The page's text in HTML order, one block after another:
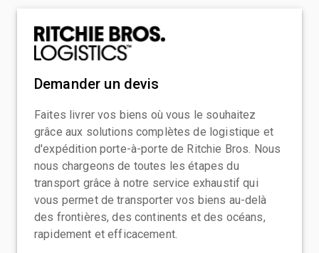
Demander un devis
Faites livrer vos biens où vous le souhaitez
grâce aux solutions complètes de logistique et
d'expédition porte-à-porte de Ritchie Bros. Nous
nous chargeons de toutes les étapes du
transport grâce à notre service exhaustif qui
vous permet de transporter vos biens au-delà
des frontières, des continents et des océans,
rapidement et efficacement.